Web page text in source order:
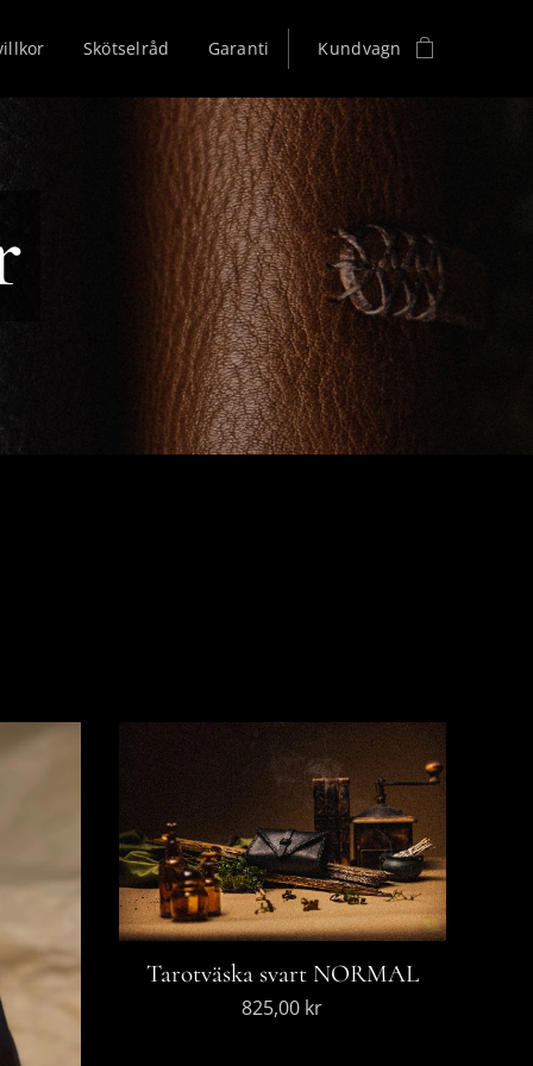
Skötselråd Garanti Kundvagn
Tarotväska svart NORMAL
825,00 kr